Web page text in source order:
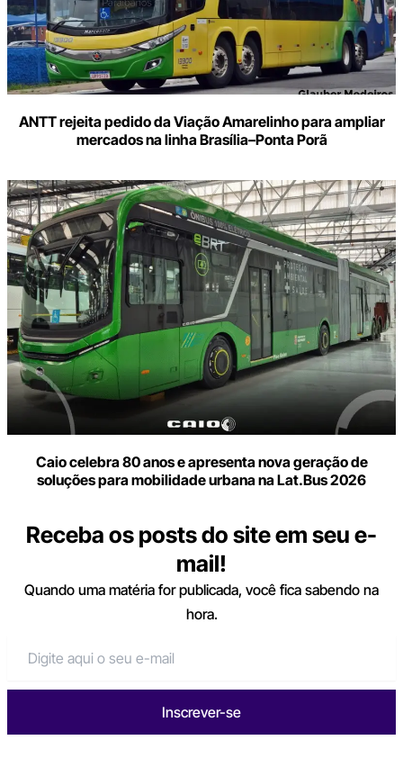
ANTT rejeita pedido da Viação Amarelinho para ampliar
mercados na linha Brasília–Ponta Porã
Caio celebra 80 anos e apresenta nova geração de
soluções para mobilidade urbana na Lat.Bus 2026
Receba os posts do site em seu e-
mail!
Quando uma matéria for publicada, você fica sabendo na
hora.
Inscrever-se